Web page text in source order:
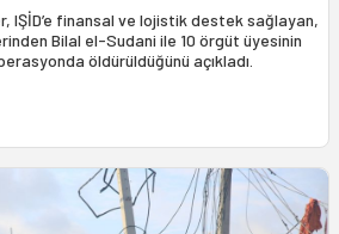
IŞİD’e finansal ve lojistik destek sağlayan,
Bilal el-Sudani ile 10 örgüt üyesinin
öldürüldüğünü açıkladı.